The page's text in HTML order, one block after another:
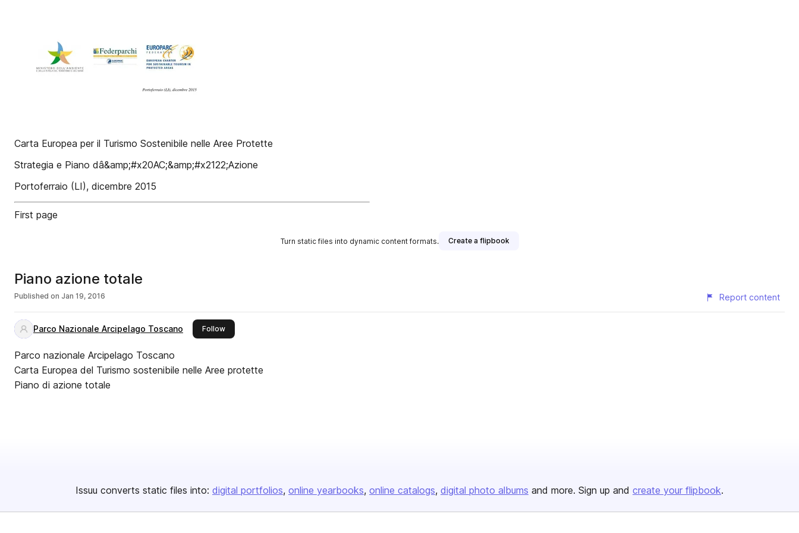
Carta Europea per il Turismo Sostenibile nelle Aree Protette
Strategia e Piano dâ&amp;#x20AC;&amp;#x2122;Azione
Portoferraio (LI), dicembre 2015
First page
Turn static files into dynamic content formats. Create a flipbook
Piano azione totale
Published on Jan 19, 2016 Report content
Parco Nazionale Arcipelago Toscano Followthis publisher
Parco nazionale Arcipelago Toscano
Carta Europea del Turismo sostenibile nelle Aree protette
Piano di azione totale
Issuu converts static files into: digital portfolios online yearbooks online catalogs digital photo albums and more. Sign up and create your flipbook.